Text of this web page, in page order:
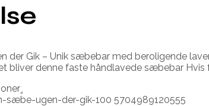
der Gik – Unik sæbebar med beroligende
bliver denne faste håndlavede sæbebar Hvis
sæbe-ugen-der-gik-100 5704989120555